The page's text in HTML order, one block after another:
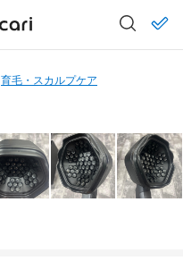
育毛・スカルプケア